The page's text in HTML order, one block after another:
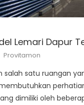
Lemari Dapur
Author
Provitamon
salah satu ruangan
dimiliki oleh